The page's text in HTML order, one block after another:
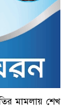
মামলায় শেখ